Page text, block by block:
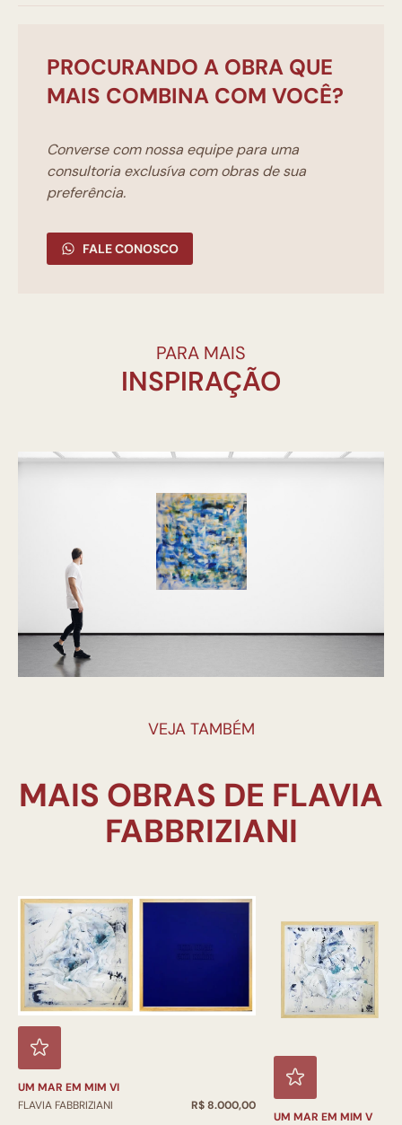
PROCURANDO A OBRA QUE
MAIS COMBINA COM VOCÊ?
Converse com nossa equipe para uma
consultoria exclusíva com obras de sua
preferência.
FALE CONOSCO
PARA MAIS
INSPIRAÇÃO
VEJA TAMBÉM
MAIS OBRAS DE FLAVIA
UM MAR EM MIM VI
FLAVIA FABBRIZIANI
R$ 8.000,00
UM MAR EM MIM V